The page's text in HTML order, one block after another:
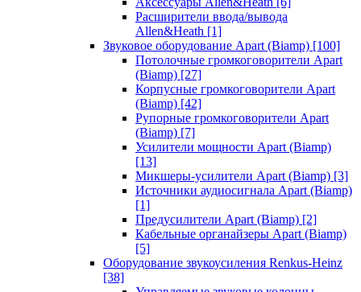
Расширители ввода/вывода
Allen&Heath [1]
Звуковое оборудование Apart (Biamp) [100]
Потолочные громкоговорители Apart
(Biamp) [27]
Корпусные громкоговорители Apart
(Biamp) [42]
Рупорные громкоговорители Apart
(Biamp) [7]
Усилители мощности Apart (Biamp)
[13]
Микшеры-усилители Apart (Biamp) [3]
Источники аудиосигнала Apart (Biamp)
[1]
Предусилители Apart (Biamp) [2]
Кабельные органайзеры Apart (Biamp)
[5]
Оборудование звукоусиления Renkus-Heinz
[38]